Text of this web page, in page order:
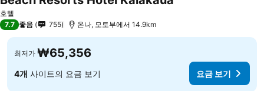
호텔
7.7 좋음 755 온나, 모토부에서 14.9km
최저가 ₩65,356
4개 사이트의 요금 보기 요금 보기